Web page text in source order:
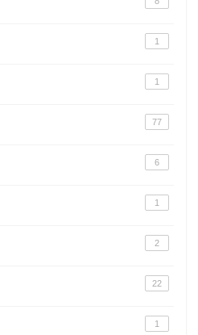
1
1
77
6
1
2
22
1